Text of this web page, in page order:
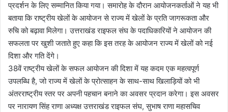
प्रदर्शन के लिए सम्मानित किया गया। समारोह के दौरान आयोजनकर्ताओं ने यह भी
बताया कि राष्ट्रीय खेलों के आयोजन से राज्य में खेलों के प्रति जागरूकता और
रुचि को बढ़ावा मिलेगा। उत्तराखंड राइफल संघ के पदाधिकारियों ने आयोजन की
सफलता पर खुशी जताते हुए कहा कि इस तरह के आयोजन राज्य में खेलों को नई
दिशा और गति देंगे।
38वें राष्ट्रीय खेलों के सफल आयोजन की दिशा में यह कदम एक महत्वपूर्ण
उपलब्धि है, जो राज्य में खेलों के प्रोत्साहन के साथ-साथ खिलाड़ियों को भी
अंतरराष्ट्रीय स्तर पर अपनी पहचान बनाने का अवसर प्रदान करेगा। इस अवसर
पर नारायण सिंह राणा अध्यक्ष उत्तराखंड राइफल संघ, सुभाष राणा महासचिव